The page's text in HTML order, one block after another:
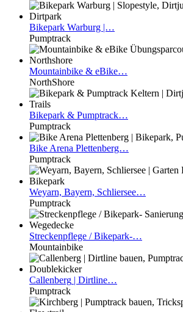
Bikepark Warburg |…
Pumptrack
Mountainbike & eBike…
NorthShore
Bikepark & Pumptrack…
Pumptrack
Bike Arena Plettenberg…
Pumptrack
Weyarn, Bayern, Schliersee…
Pumptrack
Streckenpflege / Bikepark-…
Mountainbike
Callenberg | Dirtline…
Pumptrack